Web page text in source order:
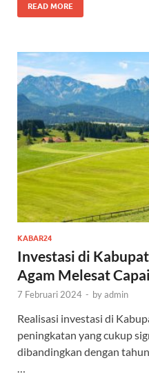
READ MORE
KABAR24
Investasi di
Agam Melesat
7 Februari 2024 - byadmin
Realisasi investasi di
peningkatan yang cukup
dibandingkan dengan